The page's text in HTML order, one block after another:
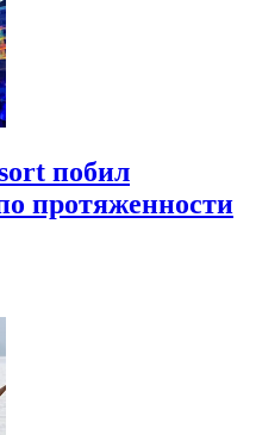
побил
протяженности